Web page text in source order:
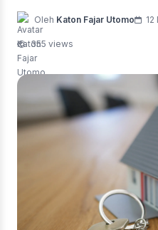
Oleh Katon Fajar Utomo
355 views